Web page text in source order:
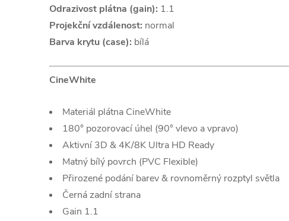
Odrazivost plátna (gain): 1.1
Projekční vzdálenost: normal
Barva krytu (case): bílá
CineWhite
Materiál plátna CineWhite
180° pozorovací úhel (90° vlevo a vpravo)
Aktivní 3D & 4K/8K Ultra HD Ready
Matný bílý povrch (PVC Flexible)
Přirozené podání barev & rovnoměrný rozptyl světla
Černá zadní strana
Gain 1.1